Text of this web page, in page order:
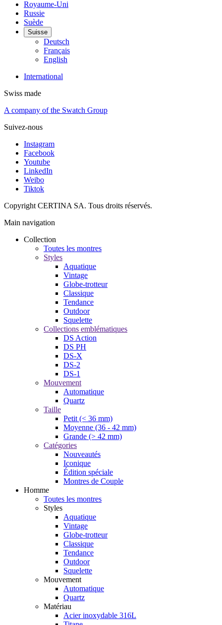
Royaume-Uni
Russie
Suède
Suisse
Deutsch
Français
English
International
Swiss made
A company of the Swatch Group
Suivez-nous
Instagram
Facebook
Youtube
LinkedIn
Weibo
Tiktok
Copyright CERTINA SA. Tous droits réservés.
Main navigation
Collection
Toutes les montres
Styles
Aquatique
Vintage
Globe-trotteur
Classique
Tendance
Outdoor
Squelette
Collections emblématiques
DS Action
DS PH
DS-X
DS-2
DS-1
Mouvement
Automatique
Quartz
Taille
Petit (< 36 mm)
Moyenne (36 - 42 mm)
Grande (> 42 mm)
Catégories
Nouveautés
Iconique
Édition spéciale
Montres de Couple
Homme
Toutes les montres
Styles
Aquatique
Vintage
Globe-trotteur
Classique
Tendance
Outdoor
Squelette
Mouvement
Automatique
Quartz
Matériau
Acier inoxydable 316L